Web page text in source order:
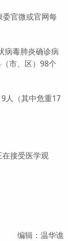
官微或官网每
病毒肺炎确诊病
市、区）98个
人（其中危重17
接受医学观
编辑：温华谯